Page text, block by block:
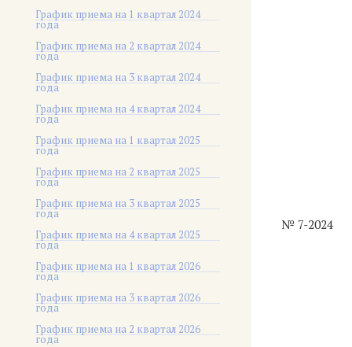
График приема на 1 квартал 2024
года
График приема на 2 квартал 2024
года
График приема на 3 квартал 2024
года
График приема на 4 квартал 2024
года
График приема на 1 квартал 2025
года
График приема на 2 квартал 2025
года
График приема на 3 квартал 2025
года
График приема на 4 квартал 2025
года
График приема на 1 квартал 2026
года
График приема на 3 квартал 2026
года
График приема на 2 квартал 2026
года
№ 7-2024